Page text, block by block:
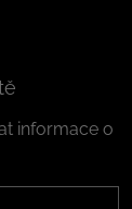
informace o